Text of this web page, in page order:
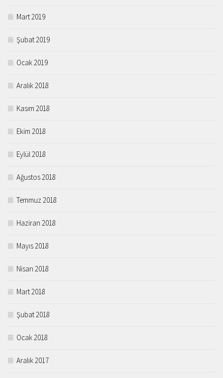
Mart 2019
Şubat 2019
Ocak 2019
Aralık 2018
Kasım 2018
Ekim 2018
Eylül 2018
Ağustos 2018
Temmuz 2018
Haziran 2018
Mayıs 2018
Nisan 2018
Mart 2018
Şubat 2018
Ocak 2018
Aralık 2017